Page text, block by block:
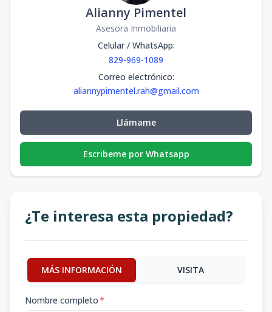
Alianny Pimentel
Asesora Inmobiliaria
Celular / WhatsApp:
829-969-1089
Correo electrónico:
aliannypimentel.rah@gmail.com
Llámame
Escribeme por Whatsapp
¿Te interesa esta propiedad?
MÁS INFORMACIÓN VISITA
Nombre completo*